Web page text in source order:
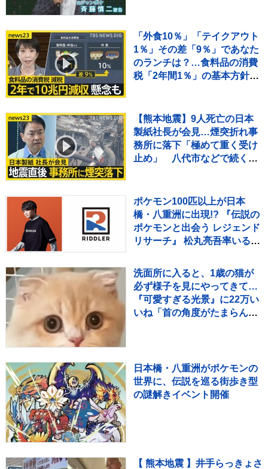
「外食10％」「テイクアウト
1％」その差「9％」であなた
のランチは？…食料品の消費
税「2年間1％」の基本方針を
【熊本地震】9人死亡の日本
製紙社長が会見…煙突折れ事
務所に落下「極めて重く受け
止め」 八代市などで続く断
ポケモン100匹以上が日本
橋・八重洲に出現!? 『伝説の
ポケモンと出会う レジェンド
リサーチ』 松丸亮吾率いる
イベントも実施
洗面所に入ると、1歳の猫が
必ず様子を見にやってきて…
『可愛すぎる光景』に22万い
いね「首の角度がたまらん」
日本橋・八重洲がポケモンの
世界に、伝説を巡る街歩き型
の謎解きイベント開催
【 熊本地震 】井手らっきょさ